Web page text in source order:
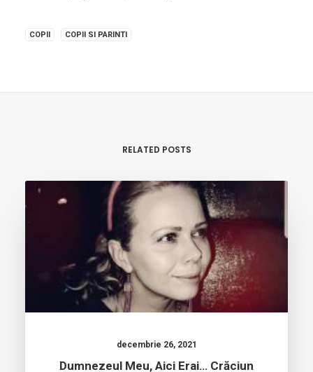
COPII COPII SI PARINTI
RELATED POSTS
decembrie 26, 2021
Dumnezeul Meu, Aici Erai… Crăciun